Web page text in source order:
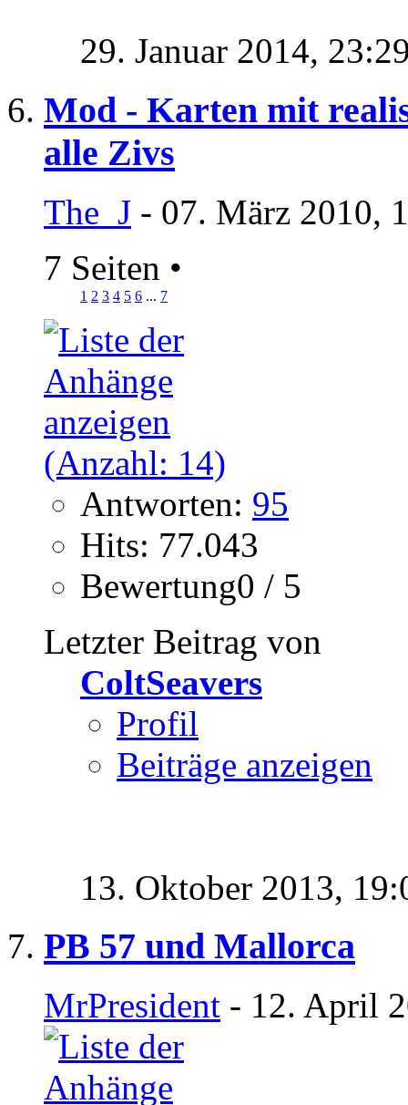
29. Januar 2014,
Mod - Karten mit
alle Zivs
The_J - 07. März 2010,
7 Seiten •
1 2 3 4 5 6 ... 7
Antworten: 95
Hits: 77.043
Bewertung0 / 5
Letzter Beitrag von
ColtSeavers
Profil
Beiträge anzeigen
13. Oktober 2013,
PB 57 und Mallorca
MrPresident - 12. April